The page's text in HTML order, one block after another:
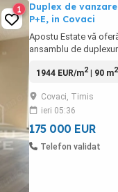
1
Duplex de
P+E, in Covaci
Apostu Estate vă
ansamblu de
spațiu și liniște, la
tip duplex, concepute
fiecare beneficiind de
225 mp. Locuințele ...
1944 EUR/m2| 90 m2
Covaci, Timis
ieri 05:36
175 000 EUR
Telefon validat